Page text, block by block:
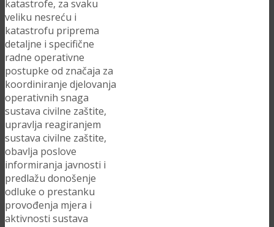
katastrofe, za svaku
veliku nesreću i
katastrofu priprema
detaljne i specifične
radne operativne
postupke od značaja za
koordiniranje djelovanja
operativnih snaga
sustava civilne zaštite,
upravlja reagiranjem
sustava civilne zaštite,
obavlja poslove
informiranja javnosti i
predlažu donošenje
odluke o prestanku
provođenja mjera i
aktivnosti sustava